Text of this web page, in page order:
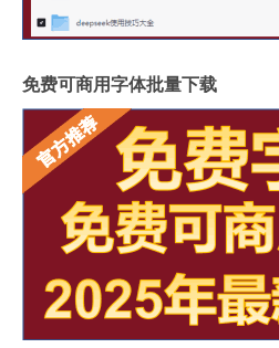
免费可商用字体批量下载